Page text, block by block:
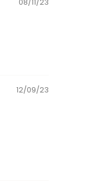
12/09/23